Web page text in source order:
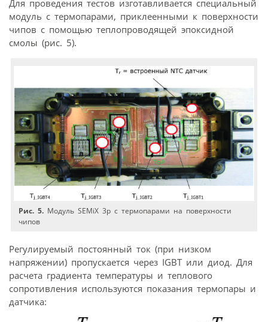
Для проведения тестов изготавливается специальный
модуль с термопарами, приклеенными к поверхности
чипов с помощью теплопроводящей эпоксидной
смолы (рис. 5).
Рис. 5. Модуль SEMiX 3p с термопарами на поверхности
чипов
Регулируемый постоянный ток (при низком
напряжении) пропускается через IGBT или диод. Для
расчета градиента температуры и теплового
сопротивления используются показания термопары и
датчика: